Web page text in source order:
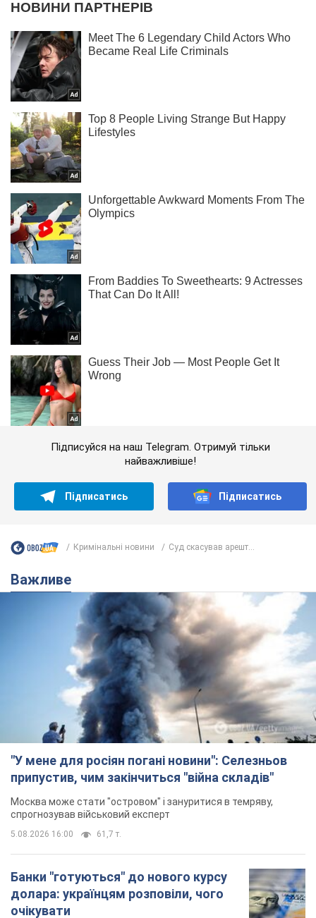
Підписуйся на наш Telegram. Отримуй тільки
найважливіше!
Підписатись Підписатись
Кримінальні новини Суд скасував арешт...
Важливе
"У мене для росіян погані новини": Селезньов
припустив, чим закінчиться "війна складів"
Москва може стати "островом" і зануритися в темряву,
спрогнозував військовий експерт
5.08.2026 16:00 61,7 т.
Банки "готуються" до нового курсу
долара: українцям розповіли, чого
очікувати